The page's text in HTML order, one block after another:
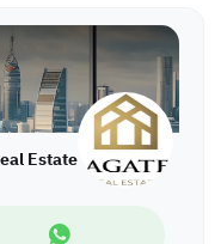
Estate